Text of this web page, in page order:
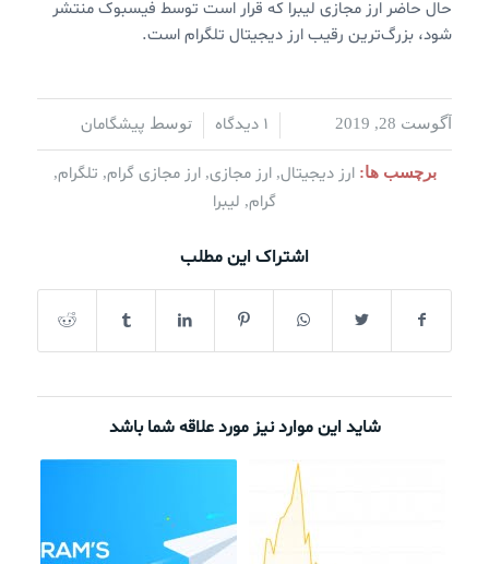
حال حاضر ارز مجازی لیبرا که قرار است توسط فیسبوک منتشر
شود، بزرگ‌ترین رقیب ارز دیجیتال تلگرام است.
آگوست 28, 2019 / 1 دیدگاه توسط پیشگامان
برچسب ها: ارز دیجیتال,ارز مجازی,ارز مجازی گرام, تلگرام,
گرام, لیبرا
اشتراک این مطلب
شاید این موارد نیز مورد علاقه شما باشد